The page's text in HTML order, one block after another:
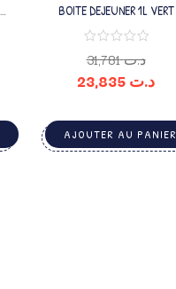
BOITE DEJEUNER 1L VERT
د.ت31,781
د.ت
AJOUTER AU PANIER